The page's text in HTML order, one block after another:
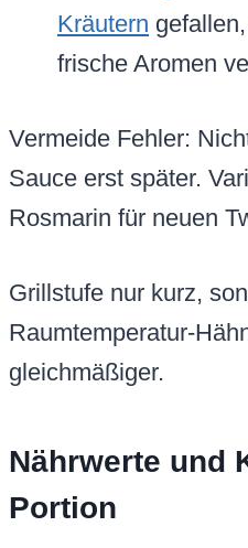
Kräutern
frische Aromen
Vermeide Fehler:
Sauce erst später.
Rosmarin für neuen
Grillstufe nur kurz,
Raumtemperatur-
gleichmäßiger.
Nährwerte und
Portion